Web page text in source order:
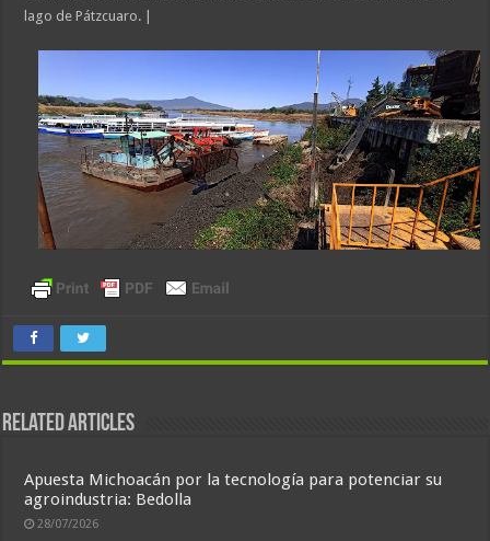
lago de Pátzcuaro. |
Related Articles
Apuesta Michoacán por la tecnología para potenciar su
agroindustria: Bedolla
28/07/2026